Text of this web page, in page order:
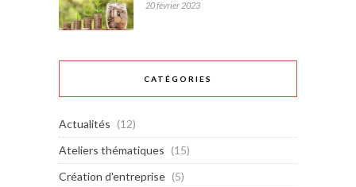
20 février 2023
CATÉGORIES
Actualités (12)
Ateliers thématiques (15)
Création d'entreprise (5)